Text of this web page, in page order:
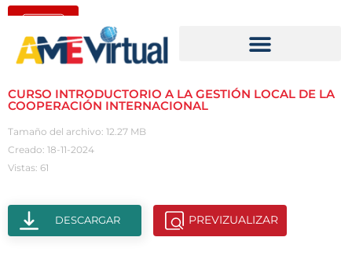
CURSO INTRODUCTORIO A LA GESTIÓN LOCAL DE LA
COOPERACIÓN INTERNACIONAL
Tamaño del archivo: 12.27 MB
Creado: 18-11-2024
Vistas: 61
DESCARGAR PREVIZUALIZAR